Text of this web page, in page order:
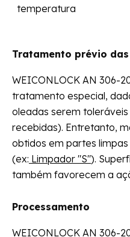
temperatura
Tratamento prévio
WEICONLOCK AN 306-
tratamento especial,
oleadas serem
recebidas). Entretanto,
obtidos em partes
(ex: Limpador "S").
também favorecem a
Processamento
WEICONLOCK AN 306-